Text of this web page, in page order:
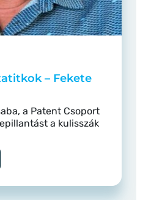
– Fekete
a Patent Csoport
a kulisszák